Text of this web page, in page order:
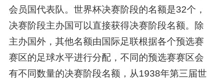
会员国代表队。世界杯决赛阶段的名额是32个，
决赛阶段主办国可以直接获得决赛阶段名额。除
主办国外，其他名额由国际足联根据各个预选赛
赛区的足球水平进行分配，不同的预选赛赛区会
有不同数量的决赛阶段名额，从1938年第三届世